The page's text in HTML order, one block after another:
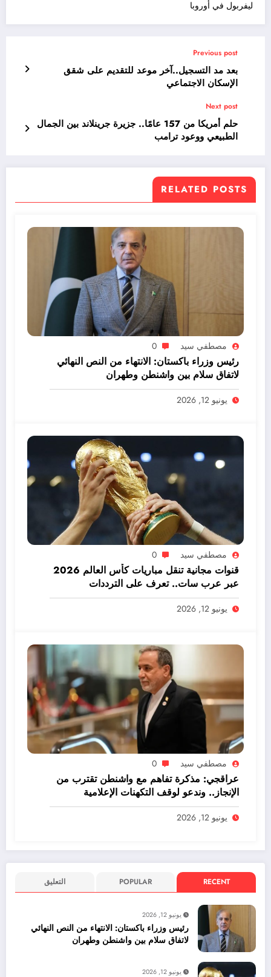
ليفربول في أوروبا
Previous post
بعد مد التسجيل..آخر موعد للتقديم على شقق
الإسكان الاجتماعي
Next post
حلم أمريكا من 157 عامًا.. جزيرة جرينلاند بين الجمال
الطبيعي ووعود ترامب
RELATED POSTS
مصطفي سيد 0
رئيس وزراء باكستان: الانتهاء من النص النهائي
لاتفاق سلام بين واشنطن وطهران
يونيو 12, 2026
مصطفي سيد 0
قنوات مجانية تنقل مباريات كأس العالم 2026
عبر عرب سات.. تعرف على الترددات
يونيو 12, 2026
مصطفي سيد 0
عراقجي: مذكرة تفاهم مع واشنطن تقترب من
الإنجاز.. وندعو لوقف التكهنات الإعلامية
يونيو 12, 2026
RECENT
POPULAR التعليق
يونيو 12, 2026
رئيس وزراء باكستان: الانتهاء من النص النهائي
لاتفاق سلام بين واشنطن وطهران
يونيو 12, 2026